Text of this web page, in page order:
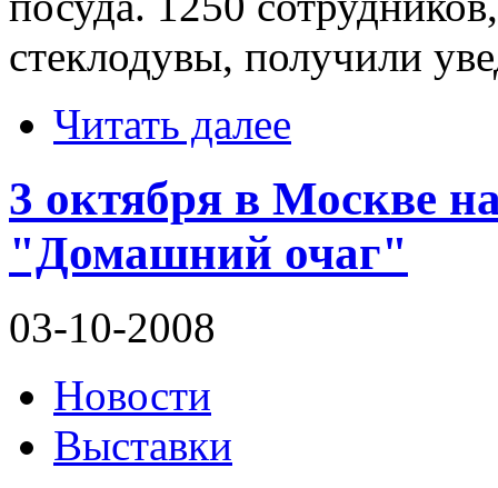
стеклодувы, получили
Читать далее
3 октября в Москве
"Домашний очаг"
03-10-2008
Новости
Выставки